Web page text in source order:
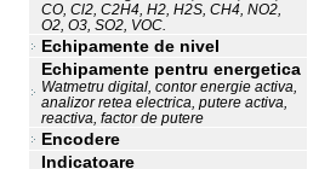
CO, Cl2, C2H4, H2, H2S, CH4, NO2,
O2, O3, SO2, VOC.
Echipamente de nivel
Echipamente pentru energetica
Watmetru digital, contor energie activa,
analizor retea electrica, putere activa,
reactiva, factor de putere
Encodere
Indicatoare